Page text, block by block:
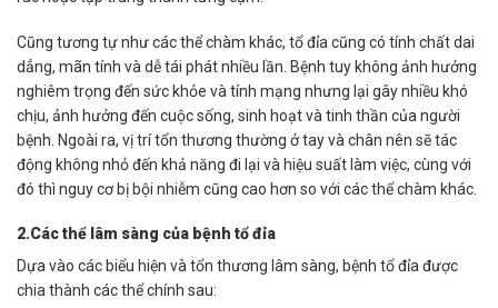
Cũng tương tự như các thể chàm khác, tổ đỉa cũng có tính chất dai
dẳng, mãn tính và dễ tái phát nhiều lần. Bệnh tuy không ảnh hưởng
nghiêm trọng đến sức khỏe và tính mạng nhưng lại gây nhiều khó
chịu, ảnh hưởng đến cuộc sống, sinh hoạt và tinh thần của người
bệnh. Ngoài ra, vị trí tổn thương thường ở tay và chân nên sẽ tác
động không nhỏ đến khả năng đi lại và hiệu suất làm việc, cùng với
đó thì nguy cơ bị bội nhiễm cũng cao hơn so với các thể chàm khác.
2.Các thể lâm sàng của bệnh tổ đỉa
Dựa vào các biểu hiện và tổn thương lâm sàng, bệnh tổ đỉa được
chia thành các thể chính sau: